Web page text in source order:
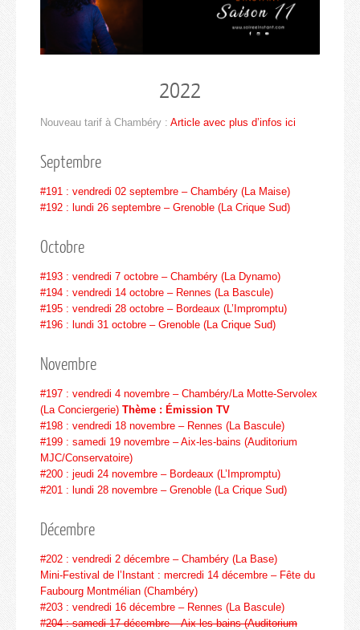
2022
Nouveau tarif à Chambéry : Article avec plus d’infos ici
Septembre
#191 : vendredi 02 septembre – Chambéry (La Maise)
#192 : lundi 26 septembre – Grenoble (La Crique Sud)
Octobre
#193 : vendredi 7 octobre – Chambéry (La Dynamo)
#194 : vendredi 14 octobre – Rennes (La Bascule)
#195 : vendredi 28 octobre – Bordeaux (L’Impromptu)
#196 : lundi 31 octobre – Grenoble (La Crique Sud)
Novembre
#197 : vendredi 4 novembre – Chambéry/La Motte-Servolex
(La Conciergerie) Thème : Émission TV
#198 : vendredi 18 novembre – Rennes (La Bascule)
#199 : samedi 19 novembre – Aix-les-bains (Auditorium
MJC/Conservatoire)
#200 : jeudi 24 novembre – Bordeaux (L’Impromptu)
#201 : lundi 28 novembre – Grenoble (La Crique Sud)
Décembre
#202 : vendredi 2 décembre – Chambéry (La Base)
Mini-Festival de l’Instant : mercredi 14 décembre – Fête du
Faubourg Montmélian (Chambéry)
#203 : vendredi 16 décembre – Rennes (La Bascule)
#204 : samedi 17 décembre – Aix-les-bains (Auditorium